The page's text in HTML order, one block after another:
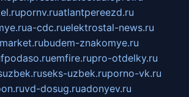
pornv.ruatlantpereezd.ru
a-cdc.ruelektrostal-news.ru
budem-znakomye.ru
fpodaso.ruemfire.rupro-otdelky.ru
seks-uzbek.ruporno-vk.ru
vd-dosug.ruadonyev.ru